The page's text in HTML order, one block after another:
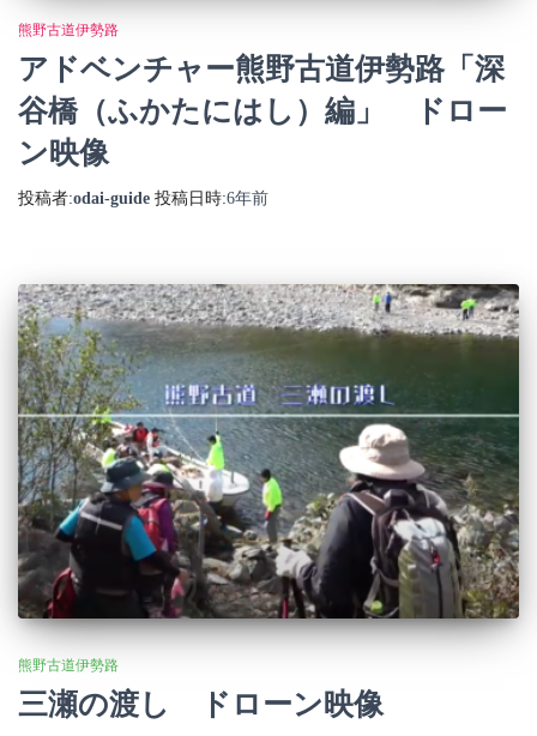
熊野古道伊勢路
アドベンチャー熊野古道伊勢路「深
谷橋（ふかたにはし）編」 ドロー
ン映像
投稿者:odai-guide 投稿日時:6年前
熊野古道伊勢路
三瀬の渡し ドローン映像